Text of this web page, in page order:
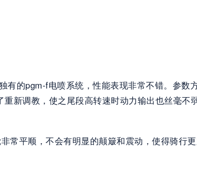
的pgm-f电喷系统，性能表现非常不错。参数
新调教，使之尾段高转速时动力输出也丝毫不
常平顺，不会有明显的颠簸和震动，使得骑行